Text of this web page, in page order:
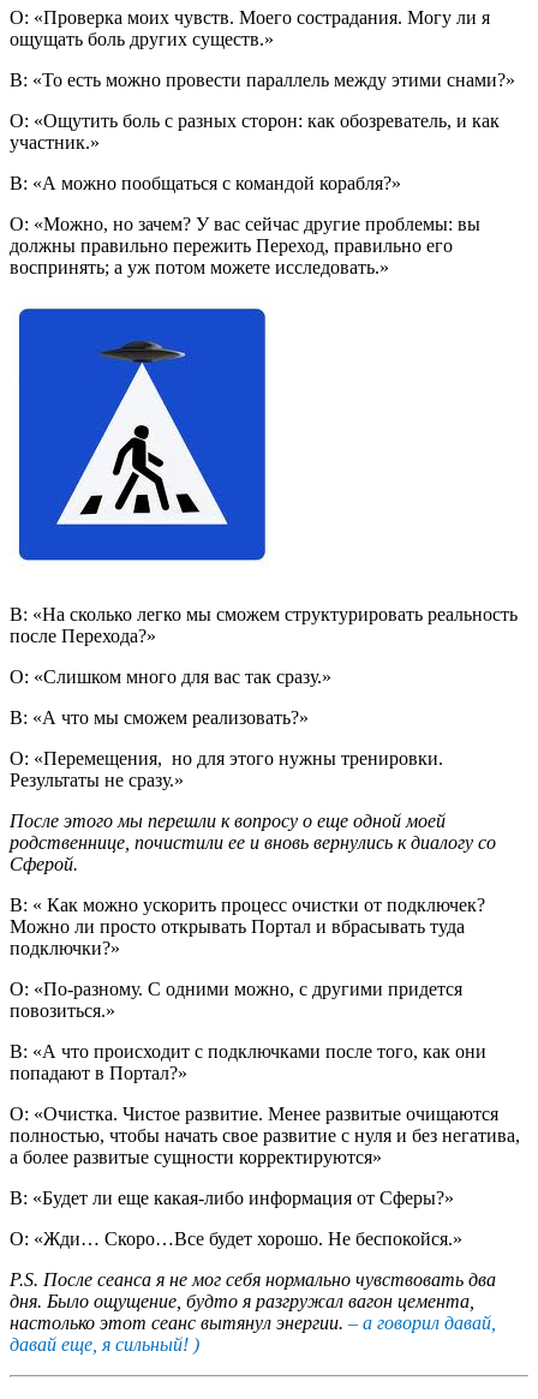
О: «Проверка моих чувств. Моего сострадания. Могу ли я
ощущать боль других существ.»
В: «То есть можно провести параллель между этими снами?»
О: «Ощутить боль с разных сторон: как обозреватель, и как
участник.»
В: «А можно пообщаться с командой корабля?»
О: «Можно, но зачем? У вас сейчас другие проблемы: вы
должны правильно пережить Переход, правильно его
воспринять; а уж потом можете исследовать.»
В: «На сколько легко мы сможем структурировать реальность
после Перехода?»
О: «Слишком много для вас так сразу.»
В: «А что мы сможем реализовать?»
О: «Перемещения, но для этого нужны тренировки.
Результаты не сразу.»
После этого мы перешли к вопросу о еще одной моей
родственнице, почистили ее и вновь вернулись к диалогу со
Сферой.
В: « Как можно ускорить процесс очистки от подключек?
Можно ли просто открывать Портал и вбрасывать туда
подключки?»
О: «По-разному. С одними можно, с другими придется
повозиться.»
В: «А что происходит с подключками после того, как они
попадают в Портал?»
О: «Очистка. Чистое развитие. Менее развитые очищаются
полностью, чтобы начать свое развитие с нуля и без негатива,
а более развитые сущности корректируются»
В: «Будет ли еще какая-либо информация от Сферы?»
О: «Жди… Скоро…Все будет хорошо. Не беспокойся.»
P.S. После сеанса я не мог себя нормально чувствовать два
дня. Было ощущение, будто я разгружал вагон цемента,
настолько этот сеанс вытянул энергии. – а говорил давай,
давай еще, я сильный! )